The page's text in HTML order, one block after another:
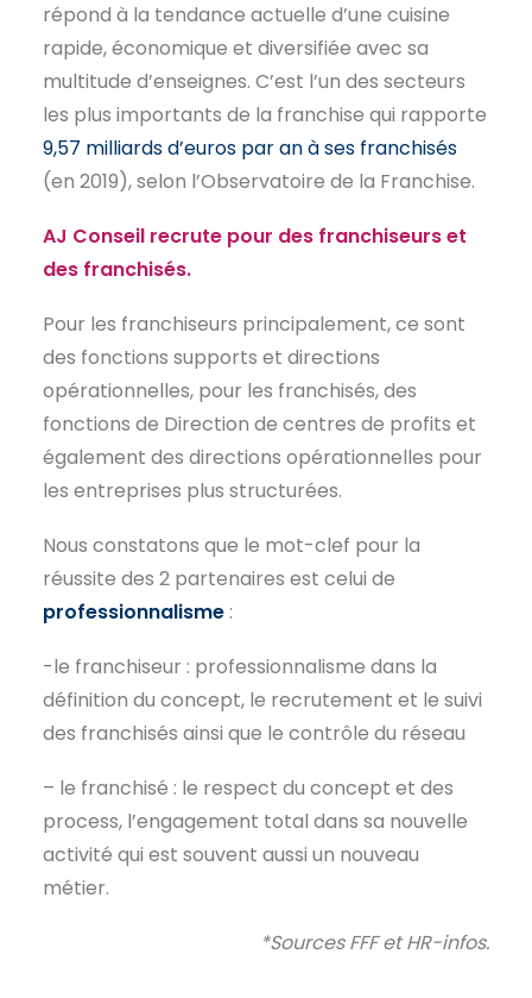
répond à la tendance actuelle d’une cuisine
rapide, économique et diversifiée avec sa
multitude d’enseignes. C’est l’un des secteurs
les plus importants de la franchise qui rapporte
9,57 milliards d’euros par an à ses franchisés
(en 2019), selon l’Observatoire de la Franchise.
AJ Conseil recrute pour des franchiseurs et
des franchisés.
Pour les franchiseurs principalement, ce sont
des fonctions supports et directions
opérationnelles, pour les franchisés, des
fonctions de Direction de centres de profits et
également des directions opérationnelles pour
les entreprises plus structurées.
Nous constatons que le mot-clef pour la
réussite des 2 partenaires est celui de
professionnalisme :
-le franchiseur : professionnalisme dans la
définition du concept, le recrutement et le suivi
des franchisés ainsi que le contrôle du réseau
– le franchisé : le respect du concept et des
process, l’engagement total dans sa nouvelle
activité qui est souvent aussi un nouveau
métier.
*Sources FFF et HR-infos.